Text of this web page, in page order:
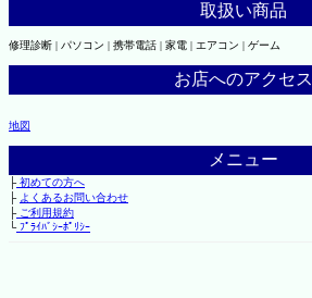
取扱い商品
修理診断 | パソコン | 携帯電話 | 家電 | エアコン | ゲーム
お店へのアクセス
地図
メニュー
├初めての方へ
├ よくあるお問い合わせ
├ご利用規約
└ﾌﾟﾗｲﾊﾞｼｰﾎﾟﾘｼｰ